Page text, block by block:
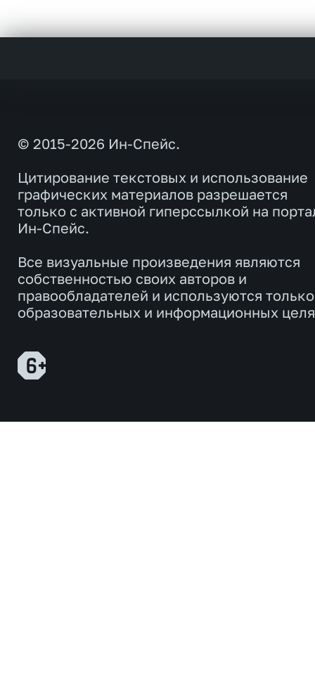
© 2015-2026 Ин-Спейс.
Цитирование текстовых и использование
графических материалов разрешается
только с активной гиперссылкой на
Ин-Спейс.
Все визуальные произведения являются
собственностью своих авторов и
правообладателей и используются
образовательных и информационных